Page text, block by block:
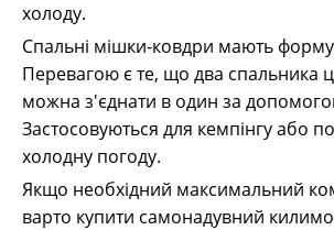
холоду.
Спальні мішки-ковдри мають
Перевагою є те, що два спальника
можна з'єднати в один за
Застосовуються для кемпінгу або
холодну погоду.
Якщо необхідний максимальний
варто купити самонадувний